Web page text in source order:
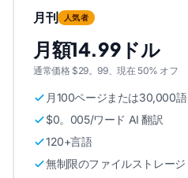
月刊 人気者
月額14.99ドル
通常価格 $29。99、現在 50% オフ
月100ページまたは30,000語
$0。005/ワード AI 翻訳
120+言語
無制限のファイルストレージ